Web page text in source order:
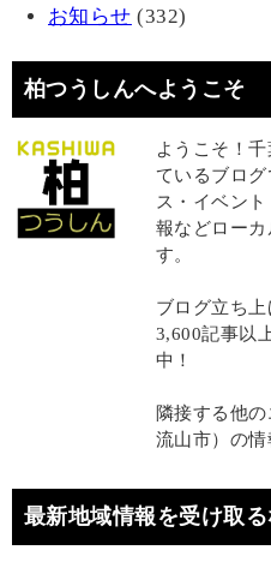
お知らせ (332)
柏つうしんへようこそ
ようこそ！
ているブロ
ス・イベン
報などロー
す。
ブログ立ち
3,600記事以
中！
隣接する他
流山市）の情
最新地域情報を受け取